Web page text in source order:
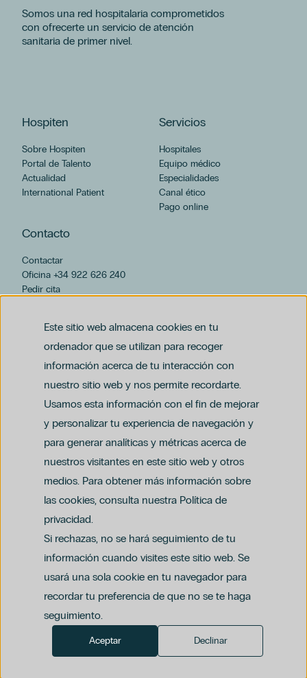
Este sitio web almacena cookies en tu
ordenador que se utilizan para recoger
información acerca de tu interacción con
nuestro sitio web y nos permite recordarte.
Usamos esta información con el fin de mejorar
y personalizar tu experiencia de navegación y
para generar analíticas y métricas acerca de
nuestros visitantes en este sitio web y otros
medios. Para obtener más información sobre
las cookies, consulta nuestra Política de
privacidad.
Si rechazas, no se hará seguimiento de tu
información cuando visites este sitio web. Se
usará una sola cookie en tu navegador para
recordar tu preferencia de que no se te haga
seguimiento.
Aceptar Declinar
CATEGORÍAS
España
Hospital Universitario Hospiten Rambla
Hospiten Estepona
Pediatría
Hospital Universitario Hospiten Sur
Hospiten Rambla
Hospiten Lanzarote
Hospiten Bellevue
Cataratas
Cirugía Plástica
Embarazo
Ginecología
Hospiten Tamaragua
Podología
Cirugía Ortopédica Y Traumatología
Odontología
Oftalmología
América
Dra. Ioana Bodea
Ginecología Regenerativa
Láser Ginecológico
Menopausia
Miopía
Ayuno Intermitente
Somos una red hospitalaria comprometidos
con ofrecerte un servicio de atención
sanitaria de primer nivel.
Hospiten
Sobre Hospiten
Portal de Talento
Actualidad
International Patient
Servicios
Hospitales
Equipo médico
Especialidades
Canal ético
Pago online
Contacto
Contactar
Oficina +34 922 626 240
Pedir cita
Política de privacidad y protección de datos
Política del canal ético (PDF)
Política de compliance penal (PDF)